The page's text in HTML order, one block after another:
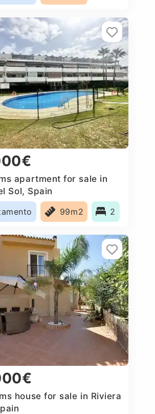
apartment for sale in
Sol, Spain
99m2 2
house for sale in Riviera